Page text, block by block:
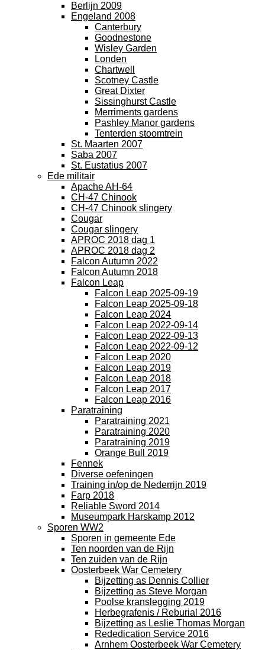
Berlijn 2009
Engeland 2008
Canterbury
Goodnestone
Wisley Garden
Londen
Chartwell
Scotney Castle
Great Dixter
Sissinghurst Castle
Merriments gardens
Pashley Manor gardens
Tenterden stoomtrein
St. Maarten 2007
Saba 2007
St. Eustatius 2007
Ede militair
Apache AH-64
CH-47 Chinook
CH-47 Chinook slingery
Cougar
Cougar slingery
APROC 2018 dag 1
APROC 2018 dag 2
Falcon Autumn 2022
Falcon Autumn 2018
Falcon Leap
Falcon Leap 2025-09-19
Falcon Leap 2025-09-18
Falcon Leap 2024
Falcon Leap 2022-09-14
Falcon Leap 2022-09-13
Falcon Leap 2022-09-12
Falcon Leap 2020
Falcon Leap 2019
Falcon Leap 2018
Falcon Leap 2017
Falcon Leap 2016
Paratraining
Paratraining 2021
Paratraining 2020
Paratraining 2019
Orange Bull 2019
Fennek
Diverse oefeningen
Training in/op de Nederrijn 2019
Farp 2018
Reliable Sword 2014
Museumpark Harskamp 2012
Sporen WW2
Sporen in gemeente Ede
Ten noorden van de Rijn
Ten zuiden van de Rijn
Oosterbeek War Cemetery
Bijzetting as Dennis Collier
Bijzetting as Steve Morgan
Poolse kranslegging 2019
Herbegrafenis / Reburial 2016
Bijzetting as Leslie Thomas Morgan
Rededication Service 2016
Arnhem Oosterbeek War Cemetery